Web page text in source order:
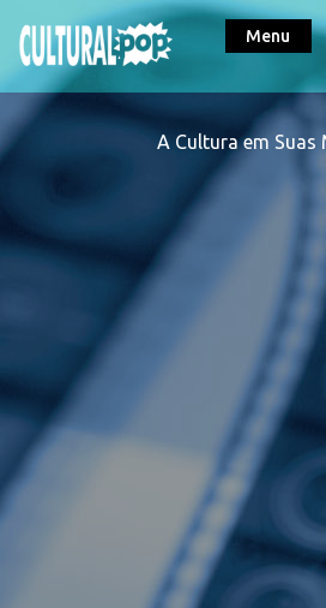
Menu
A Cultura em Suas